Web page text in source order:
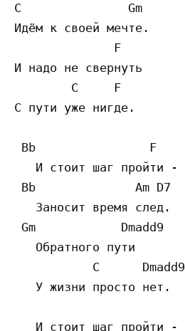
C               Gm
Идём к своей мечте.
              F
И надо не свернуть
        C     F
С пути уже нигде.
Bb                F
   И стоит шаг пройти -
Bb              Am D7
   Заносит время след.
Gm            Dmadd9
   Обратного пути
           C      Dmadd9
   У жизни просто нет.
   И стоит шаг пройти -